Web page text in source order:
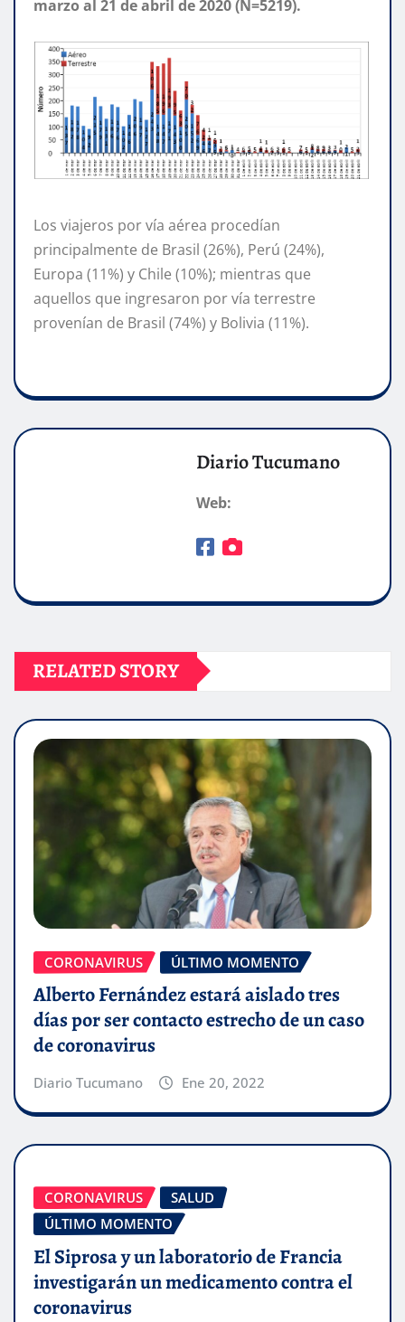
marzo al 21 de abril de 2020 (N=5219).
Los viajeros por vía aérea procedían
principalmente de Brasil (26%), Perú (24%),
Europa (11%) y Chile (10%); mientras que
aquellos que ingresaron por vía terrestre
provenían de Brasil (74%) y Bolivia (11%).
Diario Tucumano
Web:
RELATED STORY
CORONAVIRUS ÚLTIMO MOMENTO
Alberto Fernández estará aislado tres
días por ser contacto estrecho de un caso
de coronavirus
Diario Tucumano Ene 20, 2022
CORONAVIRUS
SALUD
ÚLTIMO MOMENTO
El Siprosa y un laboratorio de Francia
investigarán un medicamento contra el
coronavirus